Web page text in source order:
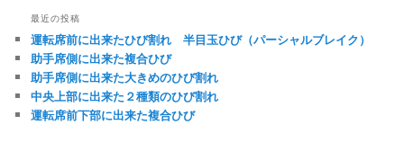
最近の投稿
運転席前に出来たひび割れ 半目玉ひび（パーシャルブレイク）
助手席側に出来た複合ひび
助手席側に出来た大きめのひび割れ
中央上部に出来た２種類のひび割れ
運転席前下部に出来た複合ひび